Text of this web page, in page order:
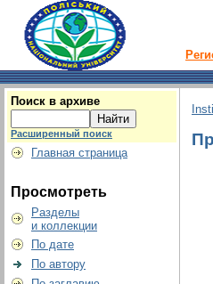
Поиск в архиве
Расширенный поиск
Главная страница
Просмотреть
Разделы
и коллекции
По дате
По автору